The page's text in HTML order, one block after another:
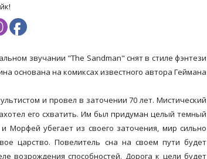
звучании "The Sandman" снят в стиле фэнтези
основана на комиксах известного автора Геймана
и провел в заточении 70 лет. Мистический
его схватить. Им был придуман целый темный
Морфей убегает из своего заточения, мир сильно
царство. Повелитель сна на своем пути будет
возрождения способностей. Дорога к цели будет